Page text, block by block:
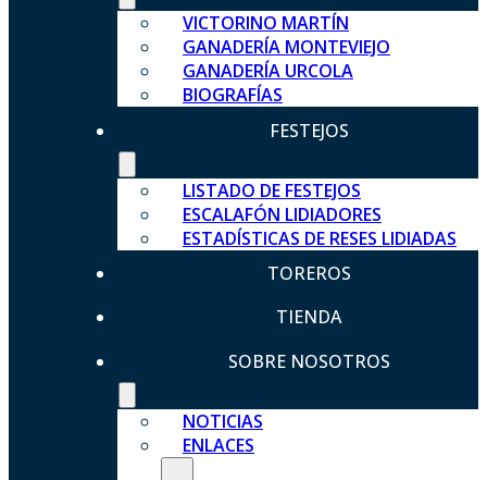
VICTORINO MARTÍN
GANADERÍA MONTEVIEJO
GANADERÍA URCOLA
BIOGRAFÍAS
FESTEJOS
LISTADO DE FESTEJOS
ESCALAFÓN LIDIADORES
ESTADÍSTICAS DE RESES LIDIADAS
TOREROS
TIENDA
SOBRE NOSOTROS
NOTICIAS
ENLACES